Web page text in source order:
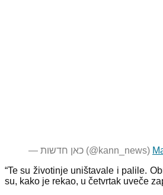
— כאן חדשות (@kann_news)
“Te su životinje uništavale i palile.
su, kako je rekao, u četvrtak uveče